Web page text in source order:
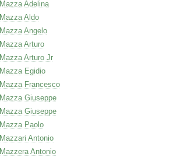
Mazza Adelina
Mazza Aldo
Mazza Angelo
Mazza Arturo
Mazza Arturo Jr
Mazza Egidio
Mazza Francesco
Mazza Giuseppe
Mazza Giuseppe
Mazza Paolo
Mazzari Antonio
Mazzera Antonio